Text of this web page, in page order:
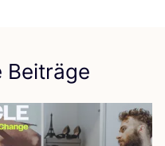
Beiträge